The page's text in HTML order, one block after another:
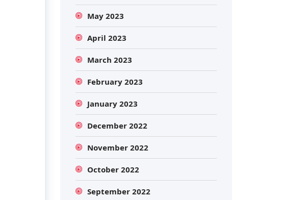
May 2023
April 2023
March 2023
February 2023
January 2023
December 2022
November 2022
October 2022
September 2022